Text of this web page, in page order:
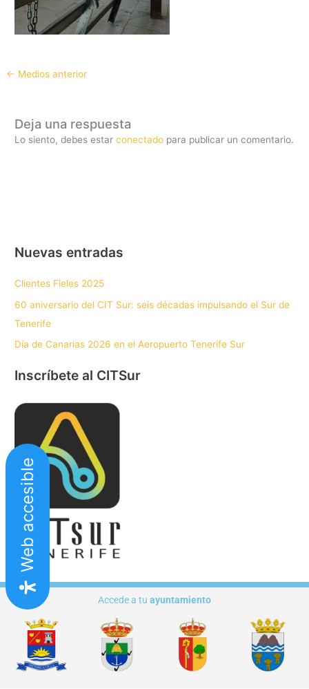
← Medios anterior
Deja una respuesta
Lo siento, debes estarconectado para publicar un comentario.
Nuevas entradas
Clientes Fieles 2025
60 aniversario del CIT Sur: seis décadas impulsando el Sur de
Tenerife
Día de Canarias 2026 en el Aeropuerto Tenerife Sur
Inscríbete al CITSur
Accede a tu ayuntamiento
Web accesible